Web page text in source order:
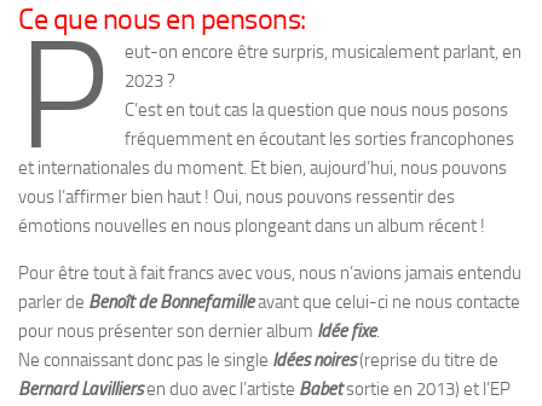
Ce que nous en pensons:
P
eut-on encore être surpris, musicalement parlant, en
2023 ?
C’est en tout cas la question que nous nous posons
fréquemment en écoutant les sorties francophones
et internationales du moment. Et bien, aujourd’hui, nous pouvons
vous l’affirmer bien haut ! Oui, nous pouvons ressentir des
émotions nouvelles en nous plongeant dans un album récent !
Pour être tout à fait francs avec vous, nous n’avions jamais entendu
parler de Benoît de Bonnefamilleavant que celui-ci ne nous contacte
pour nous présenter son dernier album Idée fixe.
Ne connaissant donc pas le single Idées noires(reprise du titre de
Bernard Lavilliersen duo avec l’artiste Babetsortie en 2013) et l’EP